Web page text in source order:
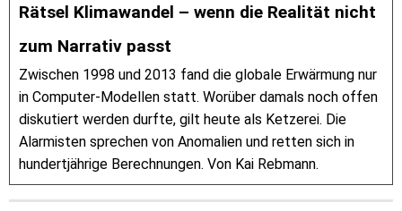
Rätsel Klimawandel – wenn die Realität nicht
zum Narrativ passt
Zwischen 1998 und 2013 fand die globale Erwärmung nur
in Computer-Modellen statt. Worüber damals noch offen
diskutiert werden durfte, gilt heute als Ketzerei. Die
Alarmisten sprechen von Anomalien und retten sich in
hundertjährige Berechnungen. Von Kai Rebmann.